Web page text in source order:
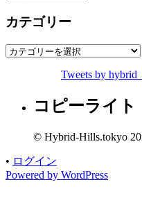
カ
ブ
カテゴリー
カ
Tweets by
コピーライト
© Hybrid-Hills.tokyo
• ログイン
Powered by WordPress